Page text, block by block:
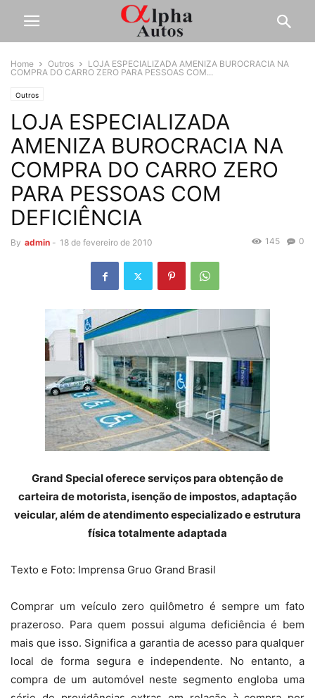
Home Outros
LOJA ESPECIALIZADA AMENIZA BUROCRACIA NA
COMPRA DO CARRO ZERO PARA PESSOAS COM...
Outros
LOJA ESPECIALIZADA
AMENIZA BUROCRACIA NA
COMPRA DO CARRO ZERO
PARA PESSOAS COM
DEFICIÊNCIA
By admin - 18 de fevereiro de 2010 0
145
Grand Special oferece serviços para obtenção de
carteira de motorista, isenção de impostos, adaptação
veicular, além de atendimento especializado e estrutura
física totalmente adaptada
Texto e Foto: Imprensa Gruo Grand Brasil
Comprar um veículo zero quilômetro é sempre um fato
prazeroso. Para quem possui alguma deficiência é bem
mais que isso. Significa a garantia de acesso para qualquer
local de forma segura e independente. No entanto, a
compra de um automóvel neste segmento engloba uma